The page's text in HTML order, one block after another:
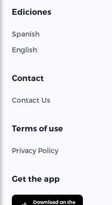
Ediciones
Spanish
English
Contact
Contact Us
Terms of use
Privacy Policy
Get the app
Download on the